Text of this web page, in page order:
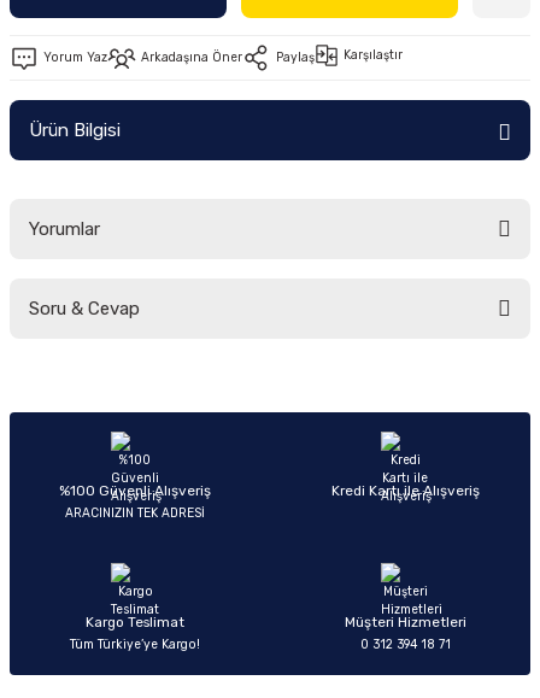
Yorum Yaz Arkadaşına Öner Paylaş Karşılaştır
Ürün Bilgisi
Yorumlar
Soru & Cevap
Ürün hakkında henüz soru sorulmamış.
%100 Güvenli Alışveriş
ARACINIZIN TEK ADRESİ
Kredi Kartı ile Alışveriş
Kargo Teslimat
Tüm Türkiye’ye Kargo!
Müşteri Hizmetleri
0 312 394 18 71